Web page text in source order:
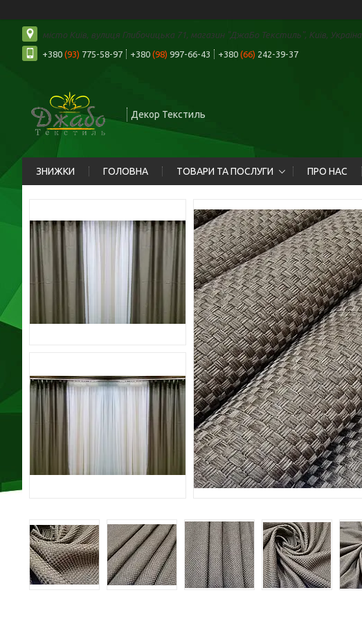
місто Київ, вулиця Глибочицька 71, магазин "ДжаБо Текстиль", Київ, Україна
+380 (93) 775-58-97 +380 (98) 997-66-43 +380 (66) 242-39-37
Декор Текстиль
ЗНИЖКИ ГОЛОВНА ТОВАРИ ТА ПОСЛУГИ ПРО НАС